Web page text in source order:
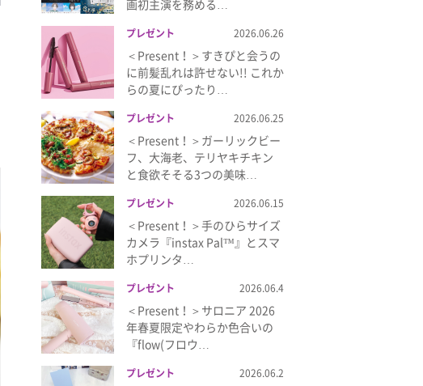
画初主演を務める…
プレゼント 2026.06.26
＜Present！＞すきぴと会うの
に前髪乱れは許せない!! これか
らの夏にぴったり…
プレゼント 2026.06.25
＜Present！＞ガーリックビー
フ、大海老、テリヤキチキン
と食欲そそる3つの美味…
プレゼント 2026.06.15
＜Present！＞手のひらサイズ
カメラ『instax Pal™』とスマ
ホプリンタ…
プレゼント 2026.06.4
＜Present！＞サロニア 2026
年春夏限定やわらか色合いの
『flow(フロウ…
プレゼント 2026.06.2